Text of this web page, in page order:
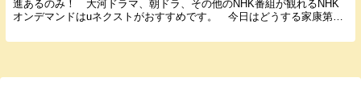
進あるのみ！ 大河ドラマ、朝ドラ、その他のNHK番組が観れるNHK
オンデマンドはuネクストがおすすめです。 今日はどうする家康第４